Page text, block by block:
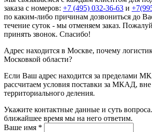
заказа с номеров: +7 (495) 032-36-63 и
по каким-либо причинам дозвониться до
течение суток - мы отменяем заказ.
принять звонок. Спасибо!
Адрес находится в Москве, почему
Московкой области?
Если Ваш адрес находится за пределами
рассчитаем условия поставки за МКАД, вне
территориального деления.
Укажите контактные данные и суть
ближайшее время мы на него ответим.
Ваше имя *